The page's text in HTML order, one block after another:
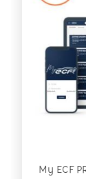
My ECF